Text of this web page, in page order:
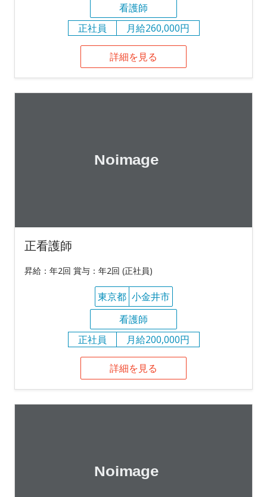
看護師
正社員
月給260,000円
詳細を見る
正看護師
昇給：年2回 賞与：年2回 (正社員)
東京都 小金井市
看護師
正社員
月給200,000円
詳細を見る